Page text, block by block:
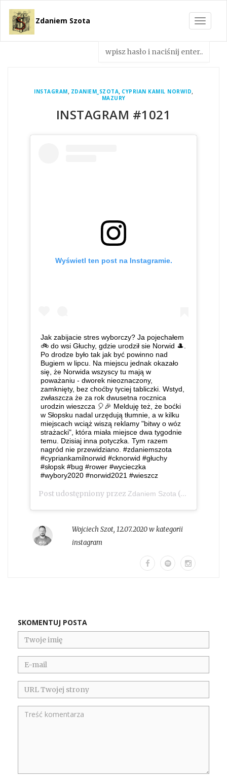
Toggle
Zdaniem Szota
INSTAGRAM, ZDANIEM_SZOTA, CYPRIAN KAMIL NORWID,
MAZURY
INSTAGRAM #1021
Wyświetl ten post na Instagramie.
Jak zabijacie stres wyborczy? Ja pojechałem
🚲 do wsi Głuchy, gdzie urodził sie Norwid 🎩.
Po drodze było tak jak być powinno nad
Bugiem w lipcu. Na miejscu jednak okazało
się, że Norwida wszyscy tu mają w
poważaniu - dworek nieoznaczony,
zamknięty, bez choćby tyciej tabliczki. Wstyd,
zwłaszcza że za rok dwusetna rocznica
urodzin wieszcza 🎈🎉 Melduję też, że boćki
w Słopsku nadal urzędują tłumnie, a w kilku
miejscach wciąż wiszą reklamy "bitwy o wóz
strażacki", która miała miejsce dwa tygodnie
temu. Dzisiaj inna potyczka. Tym razem
nagród nie przewidziano. #zdaniemszota
#cypriankamilnorwid #cknorwid #głuchy
#słopsk #bug #rower #wycieczka
#wybory2020 #norwid2021 #wieszcz
Post udostępniony przez Zdaniem Szota (@zdaniem_szota)
Wojciech Szot, 12.07.2020 w kategorii
instagram
SKOMENTUJ POSTA